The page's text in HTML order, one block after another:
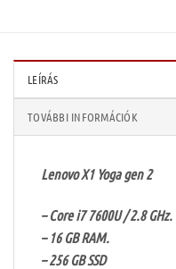
LEÍRÁS
TOVÁBBI INFORMÁCIÓK
Lenovo X1 Yoga gen 2
– Core i7 7600U / 2.8 GHz.
– 16 GB RAM.
– 256 GB SSD